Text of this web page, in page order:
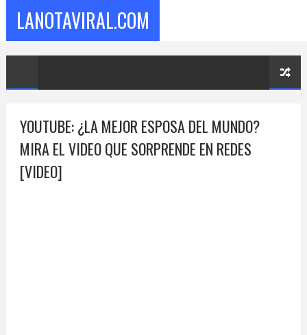
LANOTAVIRAL.COM
YOUTUBE: ¿LA MEJOR ESPOSA DEL MUNDO?
MIRA EL VIDEO QUE SORPRENDE EN REDES
[VIDEO]